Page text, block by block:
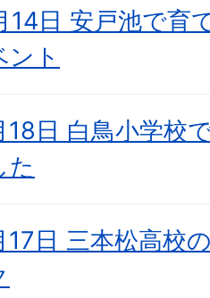
14日 安戸池で育
ト
18日 白鳥小学校
た
17日 三本松高校